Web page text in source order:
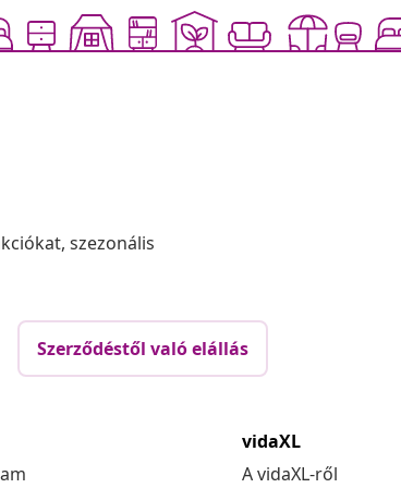
szezonális
Szerződéstől való elállás
vidaXL
A vidaXL-ről